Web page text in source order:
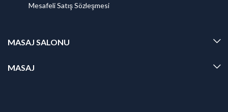
Mesafeli Satış Sözleşmesi
MASAJ SALONU
MASAJ